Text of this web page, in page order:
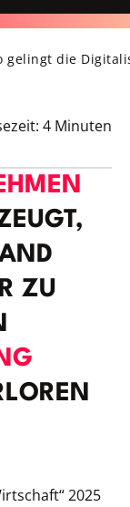
gelingt die
4 Minuten
ZU
2025